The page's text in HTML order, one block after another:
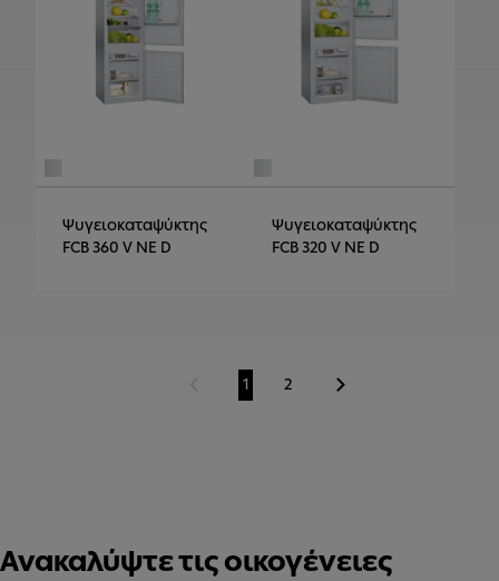
Ψυγειοκαταψύκτης
FCB 360 V NE D
Ψυγειοκαταψύκτης
FCB 320 V NE D
Προηγούμενη σελίδα
Μετάβαση στη σελίδα
1 Μετάβαση στη σελίδα
2 Επόμενη σελίδα
Ανακαλύψτε τις οικογένειες